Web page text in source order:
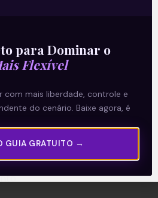
para Dominar o
Flexível
com mais liberdade, controle e
do cenário. Baixe agora, é
GUIA GRATUITO →